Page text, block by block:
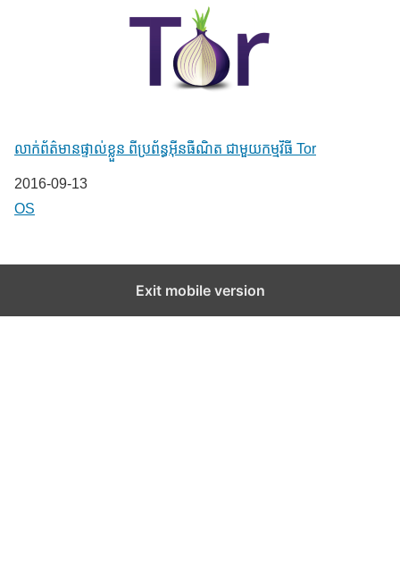
លាក់ព័ត៌មានផ្ទាល់ខ្លួន ពីប្រព័ន្ធអុីនធឺណិត ជាមួយកម្មវិធី Tor
Date
2016-09-13
In relation to
OS
Exit mobile version